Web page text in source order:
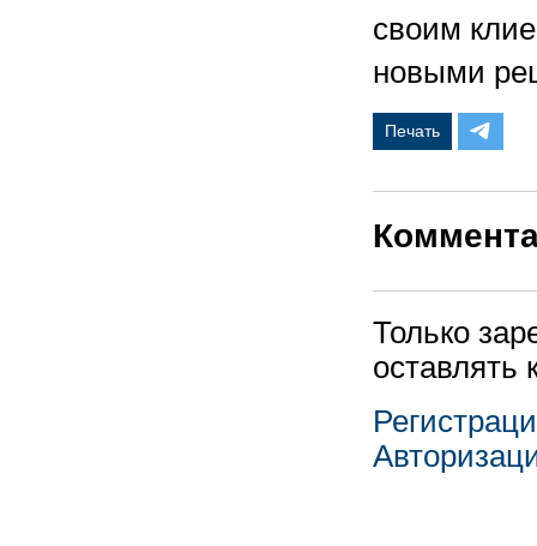
своим
новыми
Печать
Только
оставлять